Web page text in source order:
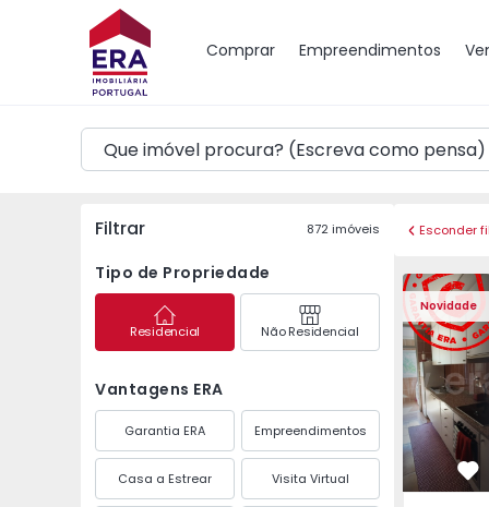
Comprar Empreendimentos
Mapa
Filtrar 872imóveis
Tipo de Propriedade
Residencial Não Residencial
Vantagens ERA
Garantia ERA Empreendimentos
Casa a Estrear Visita Virtual
Esconder
Novidade
Apartamento T3